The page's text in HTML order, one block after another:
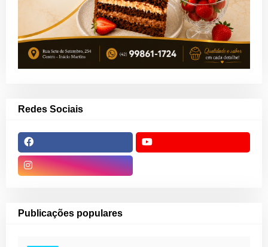
Redes Sociais
Publicações populares